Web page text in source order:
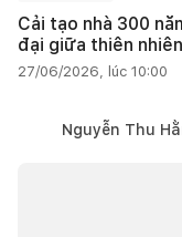
Cải tạo nhà 300
đại giữa thiên nhiên
27/06/2026, lúc 10:00
Nguyễn Thu